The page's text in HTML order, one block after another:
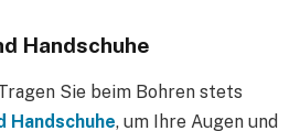
Handschuhe
Sie beim Bohren stets
Handschuhe, um Ihre Augen und